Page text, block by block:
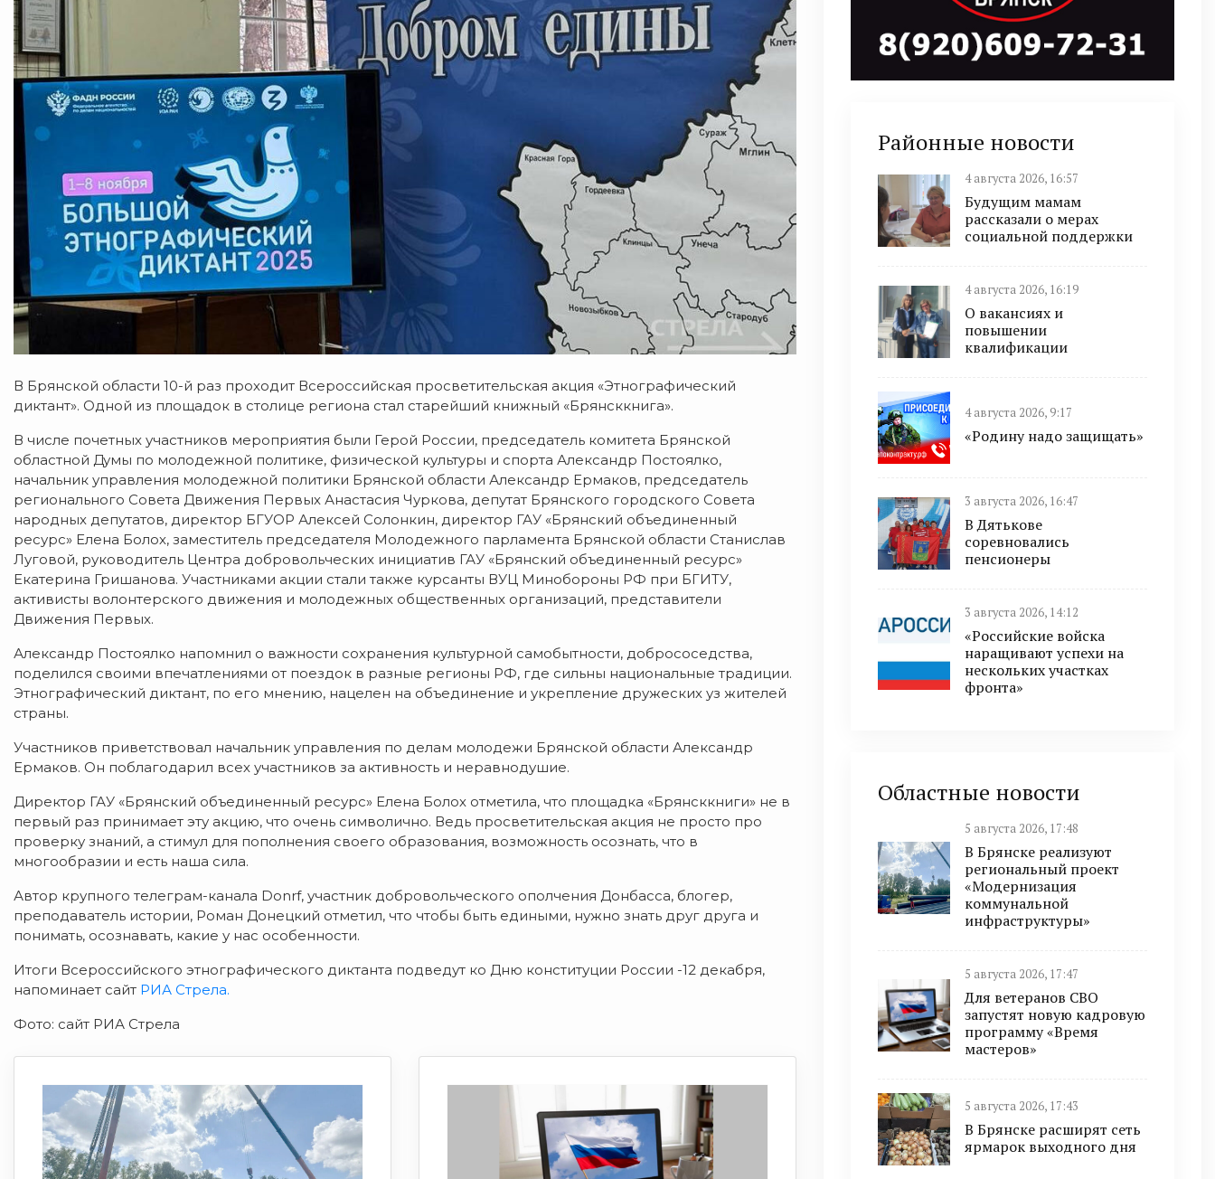
В Брянской области 10-й раз проходит Всероссийская просветительская акция «Этнографический
диктант». Одной из площадок в столице региона стал старейший книжный «Брянсккнига».
В числе почетных участников мероприятия были Герой России, председатель комитета Брянской
областной Думы по молодежной политике, физической культуры и спорта Александр Постоялко,
начальник управления молодежной политики Брянской области Александр Ермаков, председатель
регионального Совета Движения Первых Анастасия Чуркова, депутат Брянского городского Совета
народных депутатов, директор БГУОР Алексей Солонкин, директор ГАУ «Брянский объединенный
ресурс» Елена Болох, заместитель председателя Молодежного парламента Брянской области Станислав
Луговой, руководитель Центра добровольческих инициатив ГАУ «Брянский объединенный ресурс»
Екатерина Гришанова. Участниками акции стали также курсанты ВУЦ Минобороны РФ при БГИТУ,
активисты волонтерского движения и молодежных общественных организаций, представители
Движения Первых.
Александр Постоялко напомнил о важности сохранения культурной самобытности, добрососедства,
поделился своими впечатлениями от поездок в разные регионы РФ, где сильны национальные традиции.
Этнографический диктант, по его мнению, нацелен на объединение и укрепление дружеских уз жителей
страны.
Участников приветствовал начальник управления по делам молодежи Брянской области Александр
Ермаков. Он поблагодарил всех участников за активность и неравнодушие.
Директор ГАУ «Брянский объединенный ресурс» Елена Болох отметила, что площадка «Брянсккниги» не в
первый раз принимает эту акцию, что очень символично. Ведь просветительская акция не просто про
проверку знаний, а стимул для пополнения своего образования, возможность осознать, что в
многообразии и есть наша сила.
Автор крупного телеграм-канала Donrf, участник добровольческого ополчения Донбасса, блогер,
преподаватель истории, Роман Донецкий отметил, что чтобы быть едиными, нужно знать друг друга и
понимать, осознавать, какие у нас особенности.
Итоги Всероссийского этнографического диктанта подведут ко Дню конституции России -12 декабря,
напоминает сайт РИА Стрела.
Фото: сайт РИА Стрела
Районные новости
4 августа 2026, 16:57
Будущим мамам
рассказали о мерах
социальной поддержки
4 августа 2026, 16:19
О вакансиях и
повышении
квалификации
4 августа 2026, 9:17
«Родину надо защищать»
3 августа 2026, 16:47
В Дятькове
соревновались
пенсионеры
3 августа 2026, 14:12
«Российские войска
наращивают успехи на
нескольких участках
фронта»
Областные новости
5 августа 2026, 17:48
В Брянске реализуют
региональный проект
«Модернизация
коммунальной
инфраструктуры»
5 августа 2026, 17:47
Для ветеранов СВО
запустят новую кадровую
программу «Время
мастеров»
5 августа 2026, 17:43
В Брянске расширят сеть
ярмарок выходного дня